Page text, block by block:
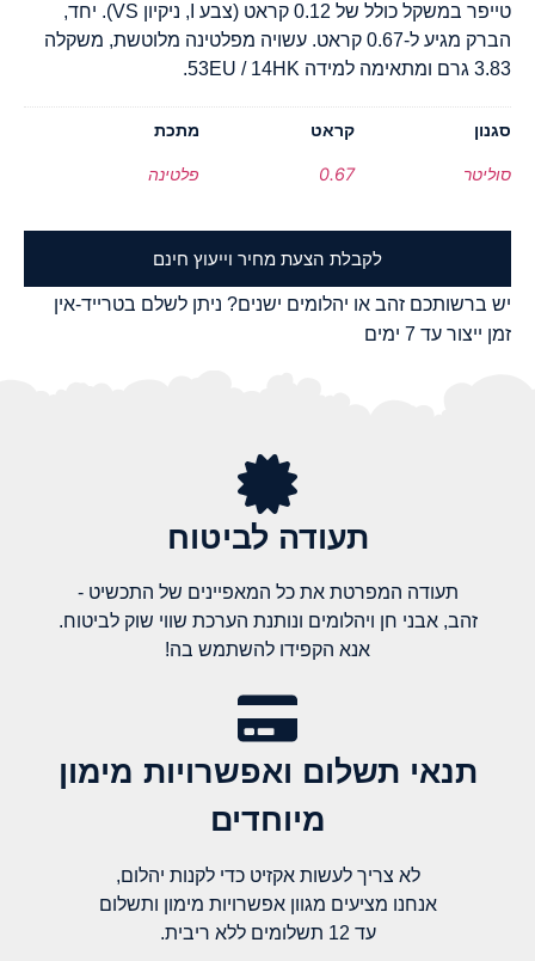
טייפר במשקל כולל של 0.12 קראט (צבע I, ניקיון VS). יחד,
הברק מגיע ל-0.67 קראט. עשויה מפלטינה מלוטשת, משקלה
3.83 גרם ומתאימה למידה 53EU / 14HK.
סגנון
סוליטר
קראט
0.67
מתכת
פלטינה
לקבלת הצעת מחיר וייעוץ חינם
יש ברשותכם זהב או יהלומים ישנים? ניתן לשלם בטרייד-אין
זמן ייצור עד 7 ימים
תעודה לביטוח
תעודה המפרטת את כל המאפיינים של התכשיט -
זהב, אבני חן ויהלומים ונותנת הערכת שווי שוק לביטוח.
אנא הקפידו להשתמש בה!
תנאי תשלום ואפשרויות מימון
מיוחדים
לא צריך לעשות אקזיט כדי לקנות יהלום,
אנחנו מציעים מגוון אפשרויות מימון ותשלום
עד 12 תשלומים ללא ריבית.